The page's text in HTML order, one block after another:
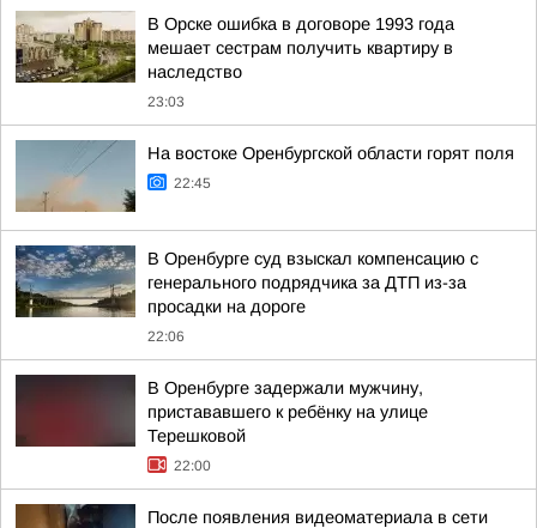
В Орске ошибка в договоре 1993 года
мешает сестрам получить квартиру в
наследство
23:03
На востоке Оренбургской области горят поля
22:45
В Оренбурге суд взыскал компенсацию с
генерального подрядчика за ДТП из-за
просадки на дороге
22:06
В Оренбурге задержали мужчину,
пристававшего к ребёнку на улице
Терешковой
22:00
После появления видеоматериала в сети